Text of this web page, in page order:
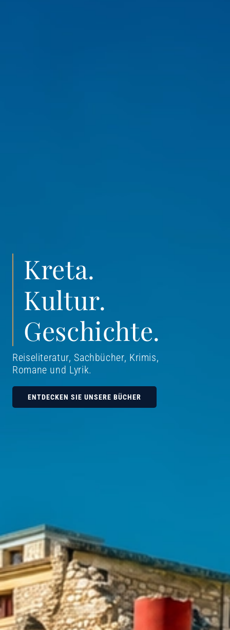
Kreta.
Kultur.
Geschichte.
Reiseliteratur, Sachbücher, Krimis,
Romane und Lyrik.
ENTDECKEN SIE UNSERE BÜCHER